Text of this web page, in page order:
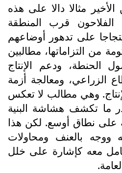
مثالا دالا على هذه
الفلاحون قرب المنطقة
على تدهور أوضاعهم
من التزاماتها، مطالبين
الحنطة، ودعم الإنتاج
الزراعي، ومعالجة أزمة
وهي مطالب لا تعكس
ما تكشف هشاشة البنية
على نطاق أوسع. لكن هذا
ووجه بالعنف ومحاولات
معه كإشارة على خلل